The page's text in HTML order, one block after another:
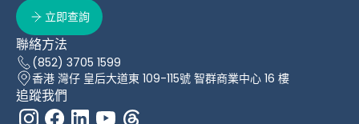
立即查詢
聯絡方法
(852) 3705 1599
香港 灣仔 皇后大道東 109-115號 智群商業中心 16 樓
追蹤我們